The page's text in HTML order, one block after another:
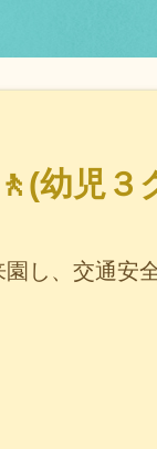
幼児３
し、交通安